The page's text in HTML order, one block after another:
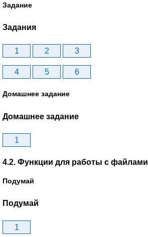
Задание
Задания
1 2 3
4 5 6
Домашнее задание
Домашнее задание
1
4.2. Функции для работы с файлами
Подумай
Подумай
1